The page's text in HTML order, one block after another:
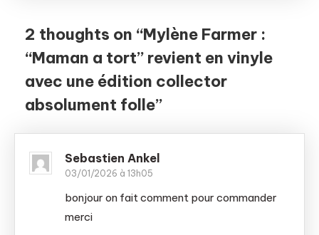
2 thoughts on “Mylène Farmer :
“Maman a tort” revient en vinyle
avec une édition collector
absolument folle”
Sebastien Ankel
03/01/2026 à 13h05
bonjour on fait comment pour commander
merci